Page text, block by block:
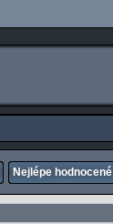
Nejlépe hodnocené